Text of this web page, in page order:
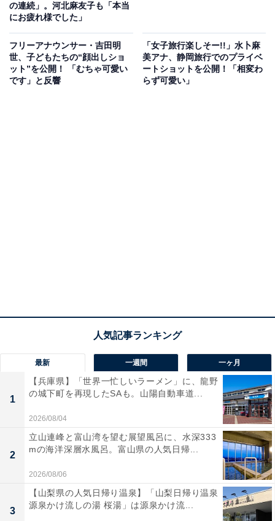
の連続」。河北麻友子も「本当
にお疲れ様でした」
フリーアナウンサー・吉田明
世、子どもたちの“顔出しショ
ット”を公開！ 「むちゃ可愛い
です」と反響
「女子旅行楽しそー!!」水卜麻
美アナ、静岡旅行でのプライベ
ートショットを公開！「相変わ
らず可愛い」
最新 一週間 一ヶ月
1
【兵庫県】「世界一忙しいラーメン」に、龍野
の城下町を再現したSAも。山陽自動車道...
2026/08/04
2
立山連峰と富山湾を望む展望風呂に、水深333
mの海洋深層水風呂。富山県の人気日帰...
2026/08/06
3
【山梨県の人気日帰り温泉】「山梨日帰り温泉
源泉かけ流しの湯 桜湯」は源泉かけ流...